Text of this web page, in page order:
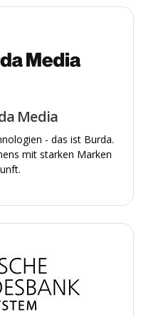
Media
- das ist Burda.
mit starken Marken